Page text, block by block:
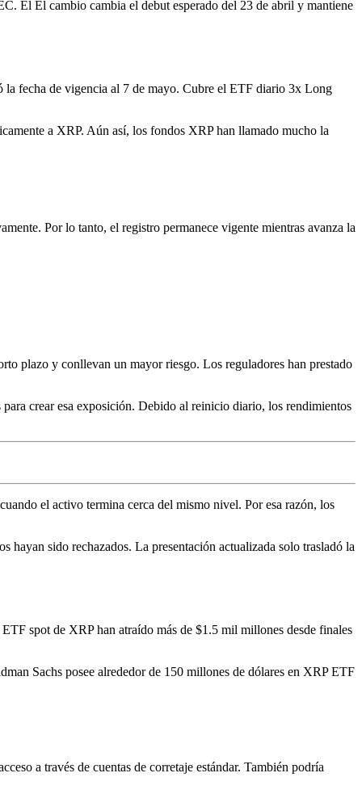
El El cambio cambia el debut esperado del 23 de abril y mantiene
la fecha de vigencia al 7 de mayo. Cubre el ETF diario 3x Long
a XRP. Aún así, los fondos XRP han llamado mucho la
Por lo tanto, el registro permanece vigente mientras avanza la
plazo y conllevan un mayor riesgo. Los reguladores han prestado
crear esa exposición. Debido al reinicio diario, los rendimientos
el activo termina cerca del mismo nivel. Por esa razón, los
sido rechazados. La presentación actualizada solo trasladó la
spot de XRP han atraído más de $1.5 mil millones desde finales
Sachs posee alrededor de 150 millones de dólares en XRP ETF
a través de cuentas de corretaje estándar. También podría